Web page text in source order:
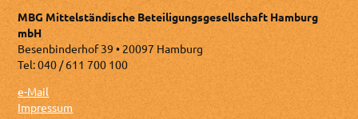
MBG Mittelständische Beteiligungsgesellschaft Hamburg
mbH
Besenbinderhof 39 • 20097 Hamburg
Tel: 040 / 611 700 100
e-Mail
Impressum